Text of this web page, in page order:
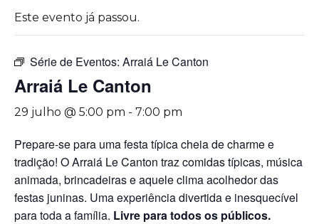
Este evento já passou.
Série de Eventos: Arraiá Le Canton
Arraiá Le Canton
29 julho @ 5:00 pm - 7:00 pm
Prepare-se para uma festa típica cheia de charme e
tradição! O Arraiá Le Canton traz comidas típicas, música
animada, brincadeiras e aquele clima acolhedor das
festas juninas. Uma experiência divertida e inesquecível
para toda a família. Livre para todos os públicos.